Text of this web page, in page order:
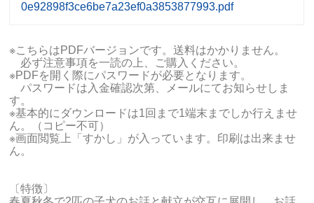
0e92898f3ce6be7a23ef0a3853877993.pdf
※こちらはPDFバージョンです。送料はかかりません。
必ず注意事項を一読の上、ご購入ください。
※PDFを開く際にパスワードが必要となります。
パスワードは入金確認次第、メールにてお知らせしま
す。
※基本的にダウンロードは1回まで1端末までしか行えませ
ん。（コピー不可）
※画面閲覧上「すかし」が入っています。印刷は出来ませ
ん。
〔特徴〕